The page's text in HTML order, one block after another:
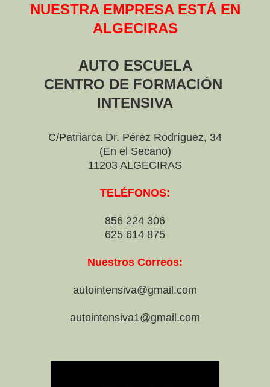
NUESTRA EMPRESA ESTÁ EN
ALGECIRAS
AUTO ESCUELA
CENTRO DE FORMACIÓN
INTENSIVA
C/Patriarca Dr. Pérez Rodríguez, 34
(En el Secano)
11203 ALGECIRAS
TELÉFONOS:
856 224 306
625 614 875
Nuestros Correos:
autointensiva@gmail.com
autointensiva1@gmail.com